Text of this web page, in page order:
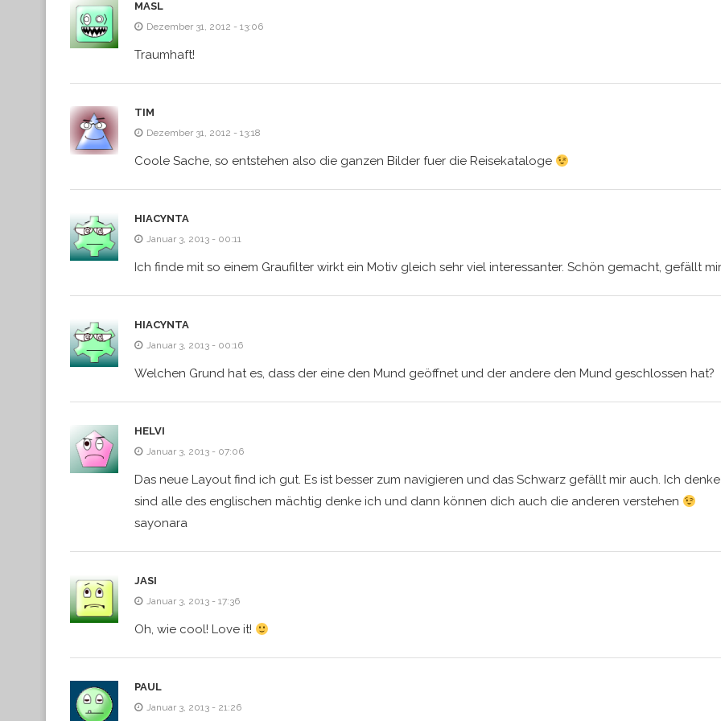
MASL
Dezember 31, 2012 - 13:06
Traumhaft!
TIM
Dezember 31, 2012 - 13:18
Coole Sache, so entstehen also die ganzen Bilder fuer die Reisekataloge
HIACYNTA
Januar 3, 2013 - 00:11
Ich finde mit so einem Graufilter wirkt ein Motiv gleich sehr viel interessanter. Schön gemacht, gefällt mir
HIACYNTA
Januar 3, 2013 - 00:16
Welchen Grund hat es, dass der eine den Mund geöffnet und der andere den Mund geschlossen hat?
HELVI
Januar 3, 2013 - 07:06
Das neue Layout find ich gut. Es ist besser zum navigieren und das Schwarz gefällt mir auch. Ich
sind alle des englischen mächtig denke ich und dann können dich auch die anderen verstehen
sayonara
JASI
Januar 3, 2013 - 17:36
Oh, wie cool! Love it!
PAUL
Januar 3, 2013 - 21:26